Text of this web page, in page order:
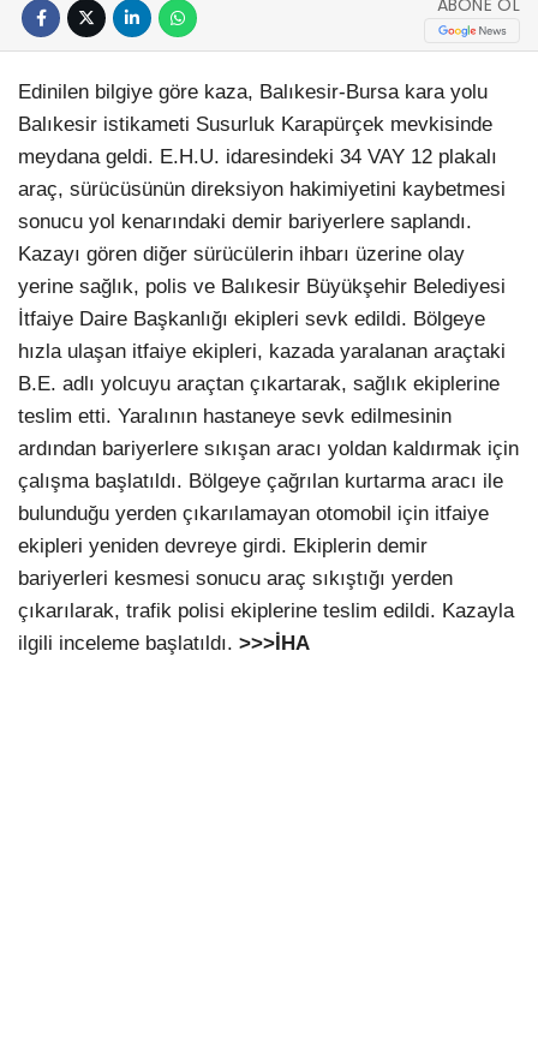
Edinilen bilgiye göre kaza, Balıkesir-Bursa kara yolu
Balıkesir istikameti Susurluk Karapürçek mevkisinde
meydana geldi. E.H.U. idaresindeki 34 VAY 12 plakalı
araç, sürücüsünün direksiyon hakimiyetini kaybetmesi
sonucu yol kenarındaki demir bariyerlere saplandı.
Kazayı gören diğer sürücülerin ihbarı üzerine olay
yerine sağlık, polis ve Balıkesir Büyükşehir Belediyesi
İtfaiye Daire Başkanlığı ekipleri sevk edildi. Bölgeye
hızla ulaşan itfaiye ekipleri, kazada yaralanan araçtaki
B.E. adlı yolcuyu araçtan çıkartarak, sağlık ekiplerine
teslim etti. Yaralının hastaneye sevk edilmesinin
ardından bariyerlere sıkışan aracı yoldan kaldırmak için
çalışma başlatıldı. Bölgeye çağrılan kurtarma aracı ile
bulunduğu yerden çıkarılamayan otomobil için itfaiye
ekipleri yeniden devreye girdi. Ekiplerin demir
bariyerleri kesmesi sonucu araç sıkıştığı yerden
çıkarılarak, trafik polisi ekiplerine teslim edildi. Kazayla
ilgili inceleme başlatıldı. >>>İHA